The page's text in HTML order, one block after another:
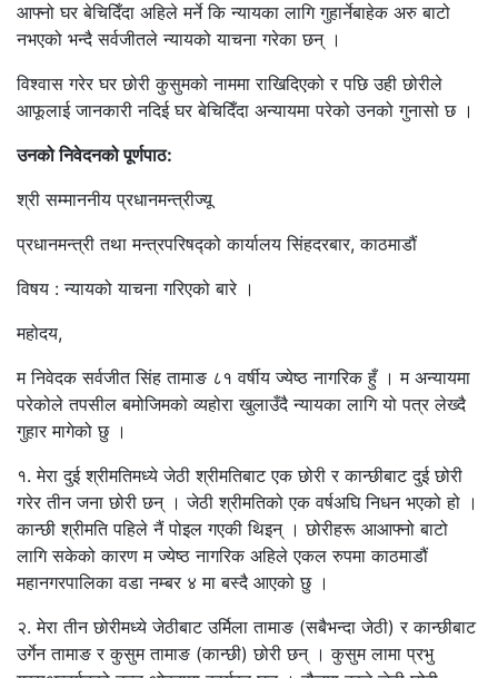
आफ्नो घर बेचिदिँदा अहिले मर्ने कि न्यायका लागि गुहार्नेबाहेक अरु बाटो
नभएको भन्दै सर्वजीतले न्यायको याचना गरेका छन् ।
विश्वास गरेर घर छोरी कुसुमको नाममा राखिदिएको र पछि उही छोरीले
आफूलाई जानकारी नदिई घर बेचिदिँदा अन्यायमा परेको उनको गुनासो छ ।
उनको निवेदनको पूर्णपाठ:
श्री सम्माननीय प्रधानमन्त्रीज्यू
प्रधानमन्त्री तथा मन्त्रपरिषद्को कार्यालय सिंहदरबार, काठमाडौं
विषय : न्यायको याचना गरिएको बारे ।
महोदय,
म निवेदक सर्वजीत सिंह तामाङ ८१ वर्षीय ज्येष्ठ नागरिक हुँ । म अन्यायमा
परेकोले तपसील बमोजिमको व्यहोरा खुलाउँदै न्यायका लागि यो पत्र लेख्दै
गुहार मागेको छु ।
१. मेरा दुई श्रीमतिमध्ये जेठी श्रीमतिबाट एक छोरी र कान्छीबाट दुई छोरी
गरेर तीन जना छोरी छन् । जेठी श्रीमतिको एक वर्षअघि निधन भएको हो ।
कान्छी श्रीमति पहिले नैं पोइल गएकी थिइन् । छोरीहरू आआफ्नो बाटो
लागि सकेको कारण म ज्येष्ठ नागरिक अहिले एकल रुपमा काठमाडौं
महानगरपालिका वडा नम्बर ४ मा बस्दै आएको छु ।
२. मेरा तीन छोरीमध्ये जेठीबाट उर्मिला तामाङ (सबैभन्दा जेठी) र कान्छीबाट
उर्गेन तामाङ र कुसुम तामाङ (कान्छी) छोरी छन् । कुसुम लामा प्रभु